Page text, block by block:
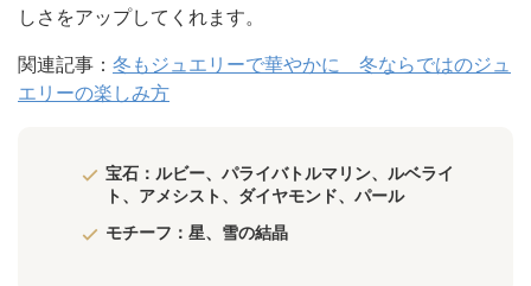
しさをアップしてくれます。
関連記事： 冬もジュエリーで華やかに 冬ならではのジュ
エリーの楽しみ方
宝石：ルビー、パライバトルマリン、ルベライ
ト、アメシスト、ダイヤモンド、パール
モチーフ：星、雪の結晶